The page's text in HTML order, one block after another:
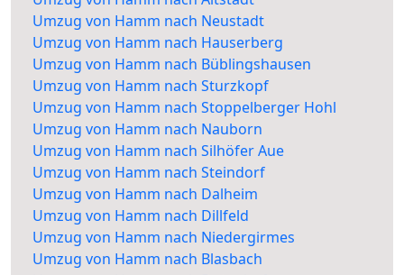
Umzug von Hamm nach Neustadt
Umzug von Hamm nach Hauserberg
Umzug von Hamm nach Büblingshausen
Umzug von Hamm nach Sturzkopf
Umzug von Hamm nach Stoppelberger Hohl
Umzug von Hamm nach Nauborn
Umzug von Hamm nach Silhöfer Aue
Umzug von Hamm nach Steindorf
Umzug von Hamm nach Dalheim
Umzug von Hamm nach Dillfeld
Umzug von Hamm nach Niedergirmes
Umzug von Hamm nach Blasbach